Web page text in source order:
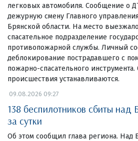
легковых автомобиля. Сообщение о
дежурную смену Главного
Брянской области. На место
спасательное подразделение
противопожарной службы. Личный
деблокирование пострадавшего с
пожарно-спасательного инструмента.
происшествия устанавливаются.
09.08.2026 09:27
138 беспилотников сбиты над
за сутки
Об этом сообщил глава региона. Над